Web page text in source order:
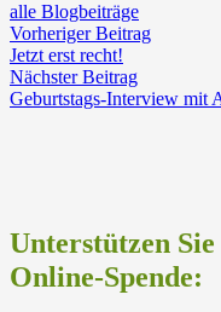
alle Blogbeiträge
Vorheriger Beitrag
Jetzt erst recht!
Nächster Beitrag
Geburtstags-Interview mit
Unterstützen
Online-Spende: